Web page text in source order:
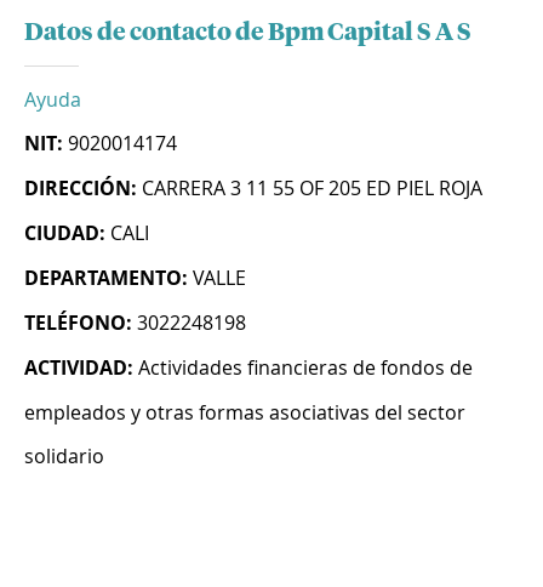
Datos de contacto de Bpm Capital S A S
Ayuda
NIT: 9020014174
DIRECCIÓN: CARRERA 3 11 55 OF 205 ED PIEL ROJA
CIUDAD: CALI
DEPARTAMENTO: VALLE
TELÉFONO: 3022248198
ACTIVIDAD: Actividades financieras de fondos de
empleados y otras formas asociativas del sector
solidario